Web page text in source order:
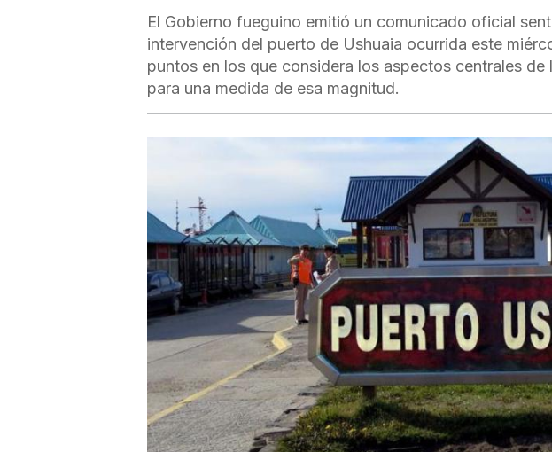
El Gobierno fueguino emitió un comunicado oficial
intervención del puerto de Ushuaia ocurrida este
puntos en los que considera los aspectos centrales
para una medida de esa magnitud.